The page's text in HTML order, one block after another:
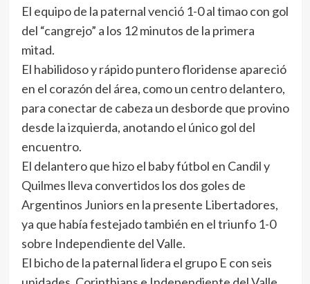
El equipo de la paternal venció 1-0 al timao con gol
del “cangrejo” a los 12 minutos de la primera
mitad.
El habilidoso y rápido puntero floridense apareció
en el corazón del área, como un centro delantero,
para conectar de cabeza un desborde que provino
desde la izquierda, anotando el único gol del
encuentro.
El delantero que hizo el baby fútbol en Candil y
Quilmes lleva convertidos los dos goles de
Argentinos Juniors en la presente Libertadores,
ya que había festejado también en el triunfo 1-0
sobre Independiente del Valle.
El bicho de la paternal lidera el grupo E con seis